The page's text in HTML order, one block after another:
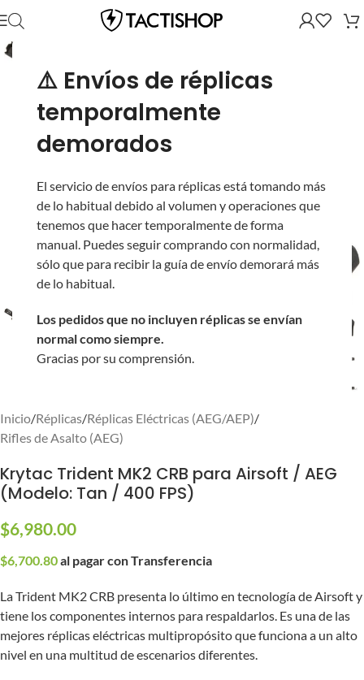
⚠️ Envíos de réplicas
temporalmente
demorados
El servicio de envíos para réplicas está tomando más
de lo habitual debido al volumen y operaciones que
tenemos que hacer temporalmente de forma
manual. Puedes seguir comprando con normalidad,
sólo que para recibir la guía de envío demorará más
de lo habitual.
Los pedidos que no incluyen réplicas se envían
normal como siempre.
Gracias por su comprensión.
Inicio/Réplicas/Réplicas Eléctricas (AEG/AEP)/
Rifles de Asalto (AEG)
Krytac Trident MK2 CRB para Airsoft / AEG
(Modelo: Tan / 400 FPS)
$6,980.00
$6,700.80al pagar con Transferencia
La Trident MK2 CRB presenta lo último en tecnología de Airsoft y
tiene los componentes internos para respaldarlos. Es una de las
mejores réplicas eléctricas multipropósito que funciona a un alto
nivel en una multitud de escenarios diferentes.